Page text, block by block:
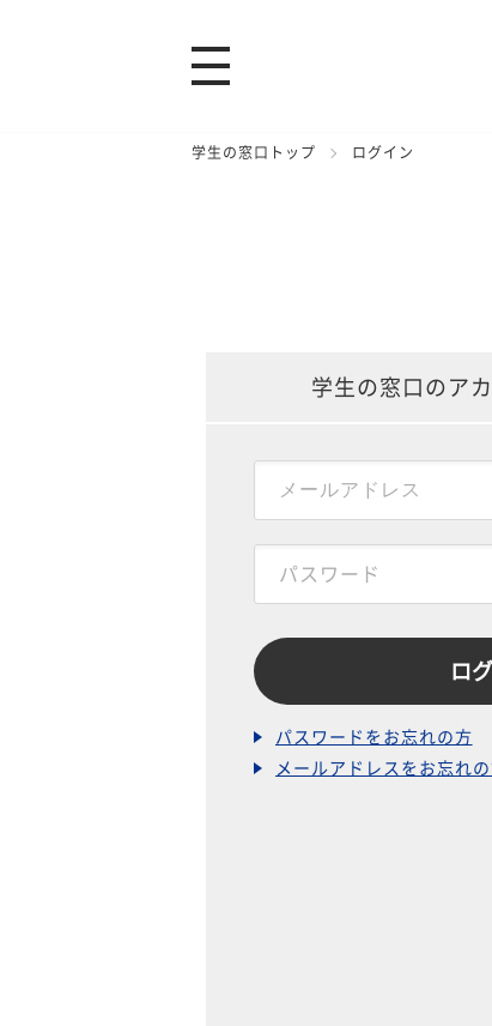
学生の窓口トップ ログイン
学生の窓口のア
パスワードをお忘れの方
メールアドレスをお忘れ